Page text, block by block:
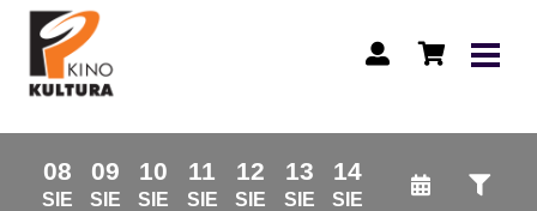
08
SIE
09
SIE
10
SIE
11
SIE
12
SIE
13
SIE
14
SIE